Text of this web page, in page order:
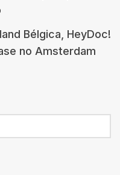
Bélgica, HeyDoc!
no Amsterdam